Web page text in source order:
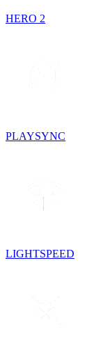
HERO 2
PLAYSYNC
LIGHTSPEED